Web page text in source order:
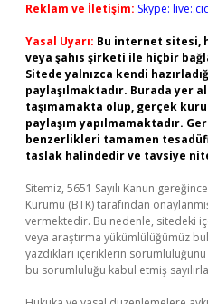
Reklam ve İletişim: Skype:
Yasal Uyarı: Bu internet sitesi,
veya şahıs şirketi ile hiçbir
Sitede yalnızca kendi
paylaşılmaktadır. Burada yer
taşımamakta olup, gerçek
paylaşım yapılmamaktadır.
benzerlikleri tamamen
taslak halindedir ve tavsiye
Sitemiz, 5651 Sayılı Kanun
Kurumu (BTK) tarafından
vermektedir. Bu nedenle, sitedeki
veya araştırma yükümlülüğümüz
yazdıkları içeriklerin
bu sorumluluğu kabul etmiş